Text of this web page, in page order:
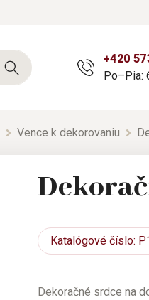
+420
Po–Pia:
Vence k dekorovaniu
Katalógové číslo:
Dekoračné srdce na